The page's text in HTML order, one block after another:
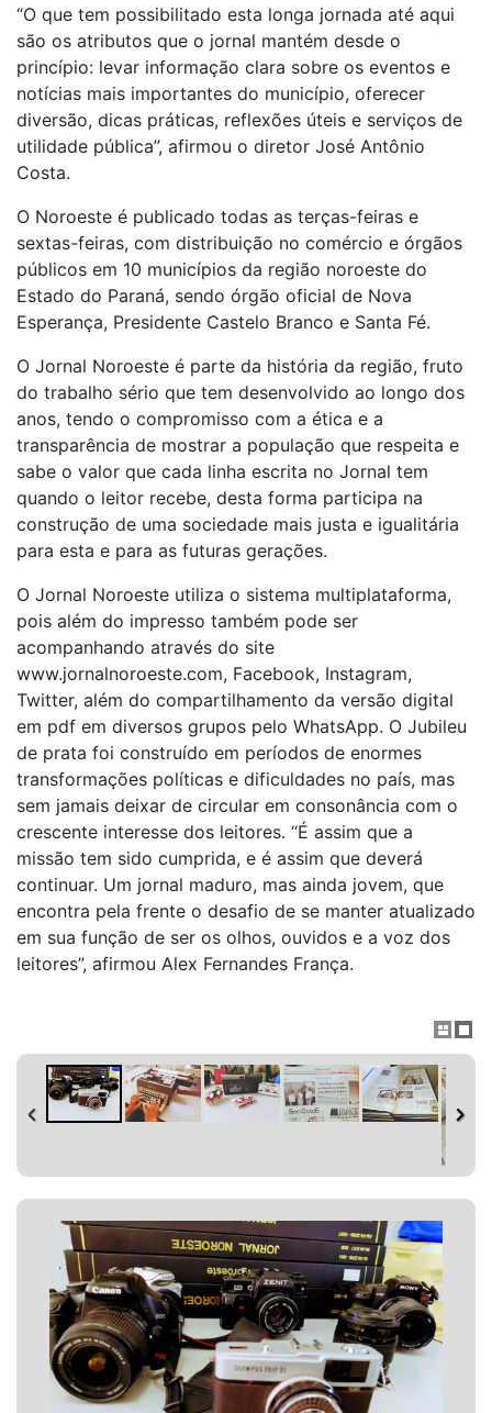
“O que tem possibilitado esta longa jornada até aqui
são os atributos que o jornal mantém desde o
princípio: levar informação clara sobre os eventos e
notícias mais importantes do município, oferecer
diversão, dicas práticas, reflexões úteis e serviços de
utilidade pública”, afirmou o diretor José Antônio
Costa.
O Noroeste é publicado todas as terças-feiras e
sextas-feiras, com distribuição no comércio e órgãos
públicos em 10 municípios da região noroeste do
Estado do Paraná, sendo órgão oficial de Nova
Esperança, Presidente Castelo Branco e Santa Fé.
O Jornal Noroeste é parte da história da região, fruto
do trabalho sério que tem desenvolvido ao longo dos
anos, tendo o compromisso com a ética e a
transparência de mostrar a população que respeita e
sabe o valor que cada linha escrita no Jornal tem
quando o leitor recebe, desta forma participa na
construção de uma sociedade mais justa e igualitária
para esta e para as futuras gerações.
O Jornal Noroeste utiliza o sistema multiplataforma,
pois além do impresso também pode ser
acompanhando através do site
www.jornalnoroeste.com, Facebook, Instagram,
Twitter, além do compartilhamento da versão digital
em pdf em diversos grupos pelo WhatsApp. O Jubileu
de prata foi construído em períodos de enormes
transformações políticas e dificuldades no país, mas
sem jamais deixar de circular em consonância com o
crescente interesse dos leitores. “É assim que a
missão tem sido cumprida, e é assim que deverá
continuar. Um jornal maduro, mas ainda jovem, que
encontra pela frente o desafio de se manter atualizado
em sua função de ser os olhos, ouvidos e a voz dos
leitores”, afirmou Alex Fernandes França.